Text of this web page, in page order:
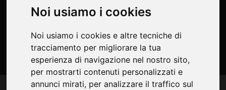
Noi usiamo i cookies
Noi usiamo i cookies e altre tecniche di
tracciamento per migliorare la tua
esperienza di navigazione nel nostro sito,
per mostrarti contenuti personalizzati e
annunci mirati, per analizzare il traffico sul